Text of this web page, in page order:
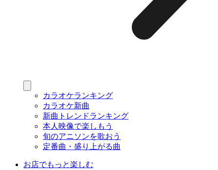
カラオケランキング
カラオケ新曲
新曲トレンドランキング
本人映像で楽しもう
旬のアニソンを歌おう
定番曲・盛り上がる曲
お店でもっと楽しむ